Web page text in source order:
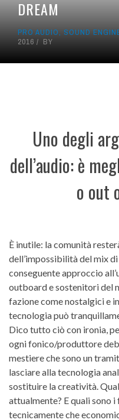
DREAM
PRO AUDIO, SOUND
2016
BY
Uno degli
dell’audio: è
o out
È inutile: la comunità
dell’impossibilità del mix
conseguente approccio
outboard e sostenitori del
fazione come nostalgici e
tecnologia può
Dico tutto ciò con ironia,
ogni fonico/produttore
mestiere che sono un
lasciare alla tecnologia
sostituire la creatività.
attualmente? E quali sono
tecnicamente che